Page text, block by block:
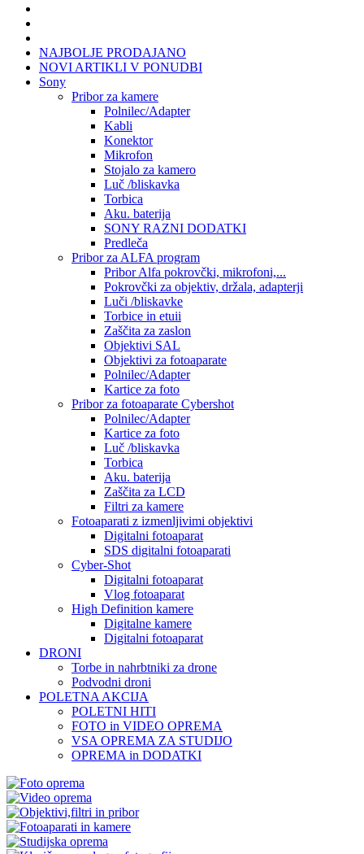
NAJBOLJE PRODAJANO
NOVI ARTIKLI V PONUDBI
Sony
Pribor za kamere
Polnilec/Adapter
Kabli
Konektor
Mikrofon
Stojalo za kamero
Luč /bliskavka
Torbica
Aku. baterija
SONY RAZNI DODATKI
Predleča
Pribor za ALFA program
Pribor Alfa pokrovčki, mikrofoni,...
Pokrovčki za objektiv, držala, adapterji
Luči /bliskavke
Torbice in etuii
Zaščita za zaslon
Objektivi SAL
Objektivi za fotoaparate
Polnilec/Adapter
Kartice za foto
Pribor za fotoaparate Cybershot
Polnilec/Adapter
Kartice za foto
Luč /bliskavka
Torbica
Aku. baterija
Zaščita za LCD
Filtri za kamere
Fotoaparati z izmenljivimi objektivi
Digitalni fotoaparat
SDS digitalni fotoaparati
Cyber-Shot
Digitalni fotoaparat
Vlog fotoaparat
High Definition kamere
Digitalne kamere
Digitalni fotoaparat
DRONI
Torbe in nahrbtniki za drone
Podvodni droni
POLETNA AKCIJA
POLETNI HITI
FOTO in VIDEO OPREMA
VSA OPREMA ZA STUDIJO
OPREMA in DODATKI